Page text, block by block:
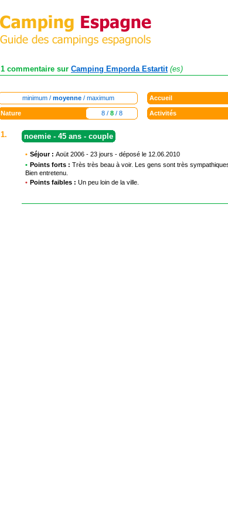
1 commentaire sur Camping Emporda Estartit (es)
minimum / moyenne/ maximum Accueil
Nature 8 / 8 / 8 Activités
1. noemie - 45 ans - couple
• Séjour : Aoüt 2006 - 23 jours - déposé le 12.06.2010
• Points forts : Très très beau à voir. Les gens sont très
Bien entretenu.
• Points faibles : Un peu loin de la ville.